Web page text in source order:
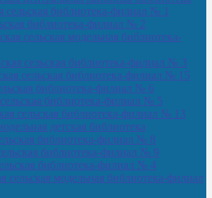
сельская библиотека-филиал № 1
библиотека-филиал № 2
сельская модельная библиотека-
сельская библиотека-филиал № 3
сельская библиотека-филиал № 15
библиотека-филиал № 6
библиотека-филиал № 5
сельская библиотека-филиал № 13
детская библиотека
библиотека-филиал № 8
библиотека-филиал № 9
библиотека-филиал № 4
сельская модельная библиотека-филиал